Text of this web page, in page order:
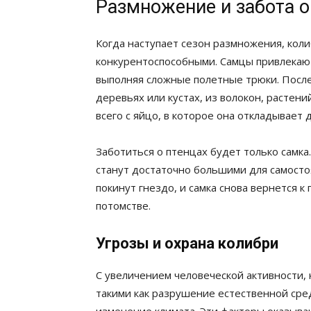
Размножение и забота
Когда наступает сезон размножения,
конкурентоспособными. Самцы
выполняя сложные полетные трюки.
деревьях или кустах, из волокон,
всего с яйцо, в которое она откладывает
Заботиться о птенцах будет только
станут достаточно большими для
покинут гнездо, и самка снова вернется
потомстве.
Угрозы и охрана колибри
С увеличением человеческой
такими как разрушение естественной